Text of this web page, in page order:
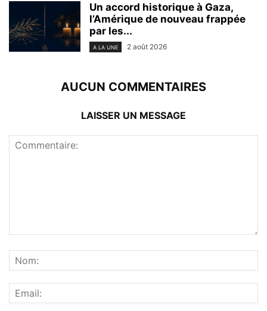
Un accord historique à Gaza,
l’Amérique de nouveau frappée
par les...
A LA UNE 2 août 2026
AUCUN COMMENTAIRES
LAISSER UN MESSAGE